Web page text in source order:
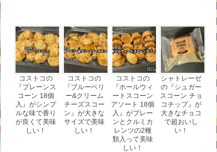
コストコの
『プレーンス
コーン 18個
入』がシンプ
ルな味で香り
が良くて美味
しい！
コストコの
『ブルーベリ
ー&クリーム
チーズスコー
ン』が大きな
サイズで美味
しい！
コストコの
『ホールウィ
ートスコーン
アソート 18個
入』がプレー
ンとクルミカ
レンツの2種
類入って美味
しい！
シャトレーゼ
の『シュガー
スコーン チョ
コチップ』が
大きなチョコ
で超おいし
い！